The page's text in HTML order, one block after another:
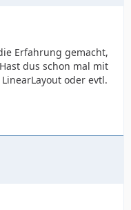
Erfahrung gemacht,
dus schon mal mit
oder evtl.